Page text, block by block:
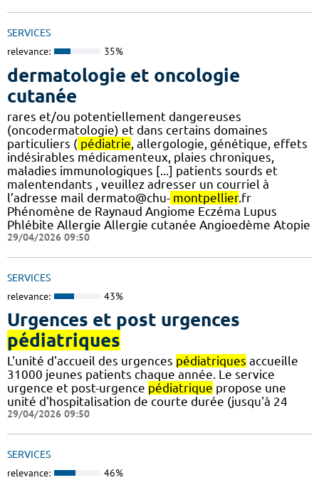
SERVICES
relevance: 35%
dermatologie et oncologie
cutanée
rares et/ou potentiellement dangereuses
(oncodermatologie) et dans certains domaines
particuliers ( pédiatrie, allergologie, génétique, effets
indésirables médicamenteux, plaies chroniques,
maladies immunologiques [...] patients sourds et
malentendants , veuillez adresser un courriel à
l’adresse mail dermato@chu- montpellier.fr
Phénomène de Raynaud Angiome Eczéma Lupus
Phlébite Allergie Allergie cutanée Angioedème Atopie
29/04/2026 09:50
SERVICES
relevance: 43%
Urgences et post urgences
pédiatriques
L'unité d'accueil des urgences pédiatriques accueille
31000 jeunes patients chaque année. Le service
urgence et post-urgence pédiatrique propose une
unité d'hospitalisation de courte durée (jusqu'à 24
29/04/2026 09:50
SERVICES
relevance: 46%